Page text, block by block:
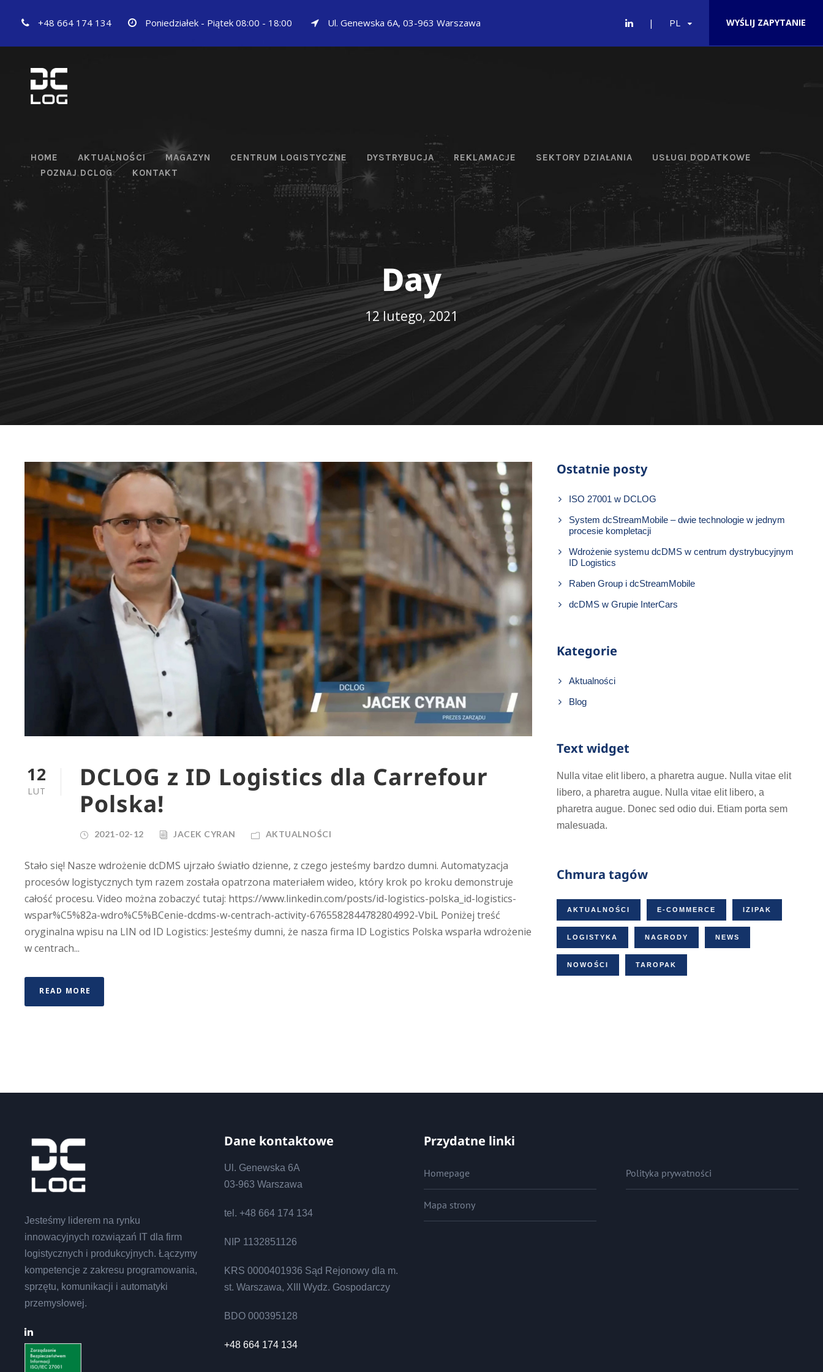
+48 664 174 134 Poniedziałek - Piątek 08:00 - 18:00 Ul. Genewska 6A, 03-963 Warszawa WYŚLIJ ZAPYTANIE
PL
HOME AKTUALNOŚCI MAGAZYN CENTRUM LOGISTYCZNE DYSTRYBUCJA REKLAMACJE SEKTORY DZIAŁANIA
USŁUGI DODATKOWE
POZNAJ DCLOG
KONTAKT
Day
12 lutego, 2021
12
LUT
DCLOG z ID Logistics dla Carrefour
Polska!
2021-02-12 JACEK CYRAN AKTUALNOŚCI
Stało się! Nasze wdrożenie dcDMS ujrzało światło dzienne, z czego jesteśmy bardzo dumni. Automatyzacja
procesów logistycznych tym razem została opatrzona materiałem wideo, który krok po kroku demonstruje
całość procesu. Video można zobaczyć tutaj: https://www.linkedin.com/posts/id-logistics-polska_id-logistics-
wspar%C5%82a-wdro%C5%BCenie-dcdms-w-centrach-activity-6765582844782804992-VbiL Poniżej treść
oryginalna wpisu na LIN od ID Logistics: Jesteśmy dumni, że nasza firma ID Logistics Polska wsparła wdrożenie
w centrach...
READ MORE
Ostatnie posty
ISO 27001 w DCLOG
System dcStreamMobile – dwie technologie w jednym
procesie kompletacji
Wdrożenie systemu dcDMS w centrum dystrybucyjnym
ID Logistics
Raben Group i dcStreamMobile
dcDMS w Grupie InterCars
Kategorie
Aktualności
Blog
Text widget
Nulla vitae elit libero, a pharetra augue. Nulla vitae elit
libero, a pharetra augue. Nulla vitae elit libero, a
pharetra augue. Donec sed odio dui. Etiam porta sem
malesuada.
Chmura tagów
AKTUALNOŚCI E-COMMERCE IZIPAK
LOGISTYKA NAGRODY NEWS
NOWOŚCI TAROPAK
Jesteśmy liderem na rynku
innowacyjnych rozwiązań IT dla firm
logistycznych i produkcyjnych. Łączymy
kompetencje z zakresu programowania,
sprzętu, komunikacji i automatyki
przemysłowej.
Dane kontaktowe
Ul. Genewska 6A
03-963 Warszawa
tel. +48 664 174 134
NIP 1132851126
KRS 0000401936 Sąd Rejonowy dla m.
st. Warszawa, XIII Wydz. Gospodarczy
BDO 000395128
+48 664 174 134
Przydatne linki
Homepage Polityka prywatności
Mapa strony